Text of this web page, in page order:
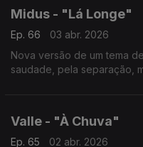
Midus - "Lá Longe"
Ep. 66
03 abr. 2026
Nova versão de um tema
saudade, pela separação,
Valle - "À Chuva"
Ep. 65 02 abr. 2026